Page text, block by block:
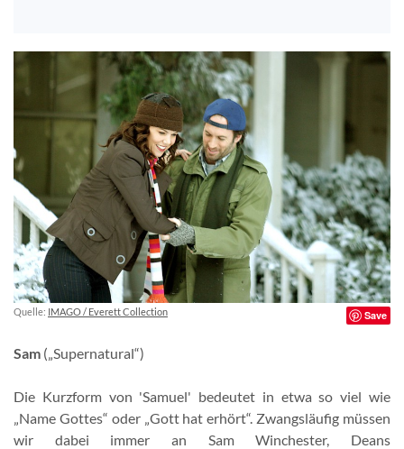
Quelle: IMAGO / Everett Collection Save
Sam („Supernatural“)
Die Kurzform von 'Samuel' bedeutet in etwa so viel wie
„Name Gottes“ oder „Gott hat erhört“. Zwangsläufig müssen
wir dabei immer an Sam Winchester, Deans